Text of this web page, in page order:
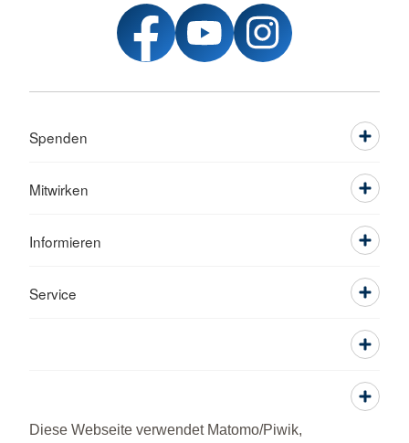
Diese Webseite verwendet Matomo/Piwik,
Spenden
Mitwirken
Informieren
Service